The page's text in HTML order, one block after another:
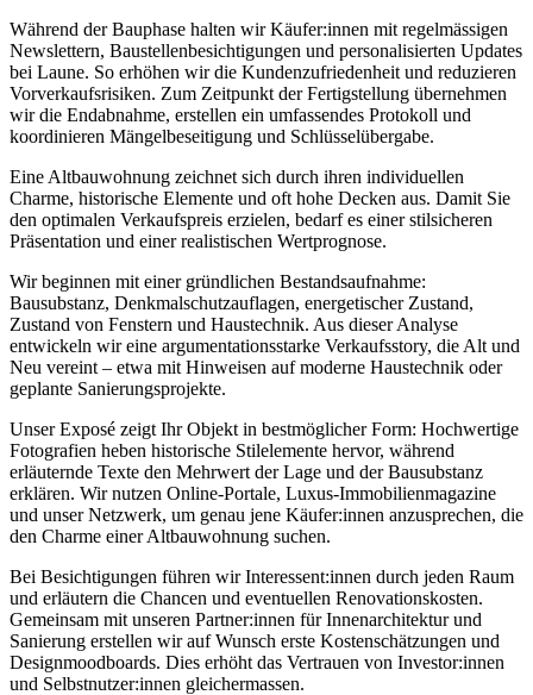
Während der Bauphase halten wir Käufer:innen mit regelmässigen
Newslettern, Baustellenbesichtigungen und personalisierten Updates
bei Laune. So erhöhen wir die Kundenzufriedenheit und reduzieren
Vorverkaufsrisiken. Zum Zeitpunkt der Fertigstellung übernehmen
wir die Endabnahme, erstellen ein umfassendes Protokoll und
koordinieren Mängelbeseitigung und Schlüsselübergabe.
Eine Altbauwohnung zeichnet sich durch ihren individuellen
Charme, historische Elemente und oft hohe Decken aus. Damit Sie
den optimalen Verkaufspreis erzielen, bedarf es einer stilsicheren
Präsentation und einer realistischen Wertprognose.
Wir beginnen mit einer gründlichen Bestandsaufnahme:
Bausubstanz, Denkmalschutzauflagen, energetischer Zustand,
Zustand von Fenstern und Haustechnik. Aus dieser Analyse
entwickeln wir eine argumentationsstarke Verkaufsstory, die Alt und
Neu vereint – etwa mit Hinweisen auf moderne Haustechnik oder
geplante Sanierungsprojekte.
Unser Exposé zeigt Ihr Objekt in bestmöglicher Form: Hochwertige
Fotografien heben historische Stilelemente hervor, während
erläuternde Texte den Mehrwert der Lage und der Bausubstanz
erklären. Wir nutzen Online-Portale, Luxus-Immobilienmagazine
und unser Netzwerk, um genau jene Käufer:innen anzusprechen, die
den Charme einer Altbauwohnung suchen.
Bei Besichtigungen führen wir Interessent:innen durch jeden Raum
und erläutern die Chancen und eventuellen Renovationskosten.
Gemeinsam mit unseren Partner:innen für Innenarchitektur und
Sanierung erstellen wir auf Wunsch erste Kostenschätzungen und
Designmoodboards. Dies erhöht das Vertrauen von Investor:innen
und Selbstnutzer:innen gleichermassen.